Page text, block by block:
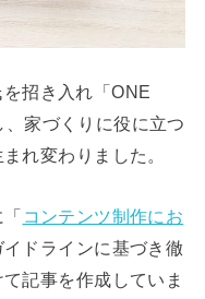
招き入れ「ONE
家づくりに役に立つ
れ変わりました。
コンテンツ制作にお
イドラインに基づき徹
記事を作成していま